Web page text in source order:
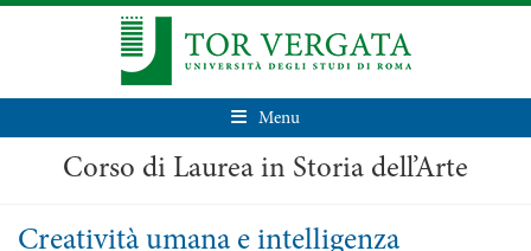
Menu
Corso di Laurea in Storia dell’Arte
Creatività umana e intelligenza